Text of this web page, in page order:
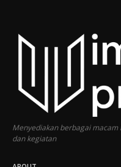
Menyediakan berbagai
dan kegiatan